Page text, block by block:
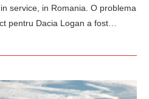
service, in Romania. O problema
pentru Dacia Logan a fost…